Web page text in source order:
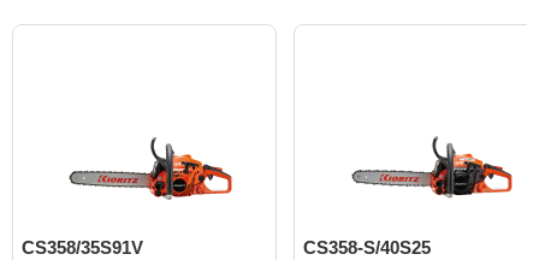
CS358/35S91V CS358-S/40S25